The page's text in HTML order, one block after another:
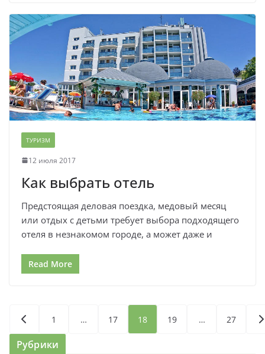
ТУРИЗМ
12 июля 2017
Как выбрать отель
Предстоящая деловая поездка, медовый месяц
или отдых с детьми требует выбора подходящего
отеля в незнакомом городе, а может даже и
Read More
Пагинация
записей
1 … 17 18 19 … 27
Рубрики